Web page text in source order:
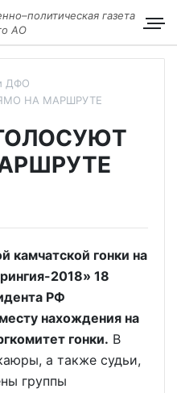
газета
АО
ДФО
НА МАРШРУТЕ
камчатской гонки на
2018» 18
РФ
нахождения на
гонки. В
а также судьи,
группы